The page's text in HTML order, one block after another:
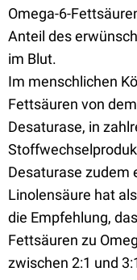
Omega-6-
Anteil des
im Blut.
Im menschlichen
Fettsäuren von
Desaturase, in
Desaturase zudem
Linolensäure hat
die Empfehlung,
Fettsäuren zu
zwischen 2:1 und